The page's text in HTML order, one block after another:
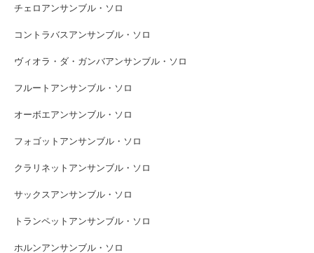
チェロアンサンブル・ソロ
コントラバスアンサンブル・ソロ
ヴィオラ・ダ・ガンバアンサンブル・ソロ
フルートアンサンブル・ソロ
オーボエアンサンブル・ソロ
フォゴットアンサンブル・ソロ
クラリネットアンサンブル・ソロ
サックスアンサンブル・ソロ
トランペットアンサンブル・ソロ
ホルンアンサンブル・ソロ